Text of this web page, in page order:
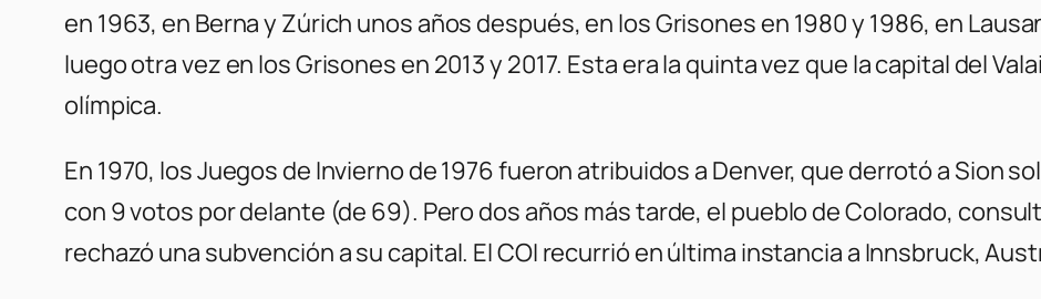
en 1963, en Berna y Zúrich unos años después, en los Grisones en 1980 y 1986, en
luego otra vez en los Grisones en 2013 y 2017. Esta era la quinta vez que la capital del
olímpica.
En 1970, los Juegos de Invierno de 1976 fueron atribuidos a Denver, que derrotó a Sion
con 9 votos por delante (de 69). Pero dos años más tarde, el pueblo de Colorado,
rechazó una subvención a su capital. El COI recurrió en última instancia a Innsbruck,